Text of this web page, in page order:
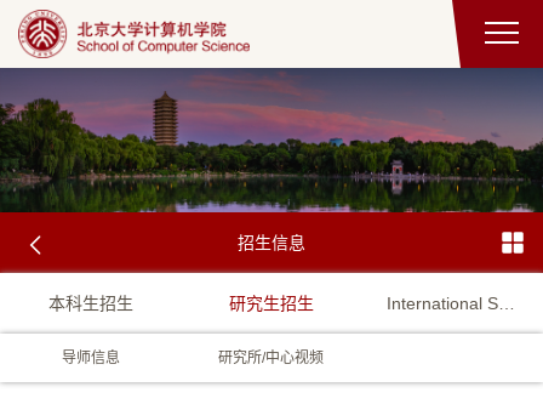
招生信息
本科生招生 研究生招生 International Student Admission
导师信息 研究所/中心视频